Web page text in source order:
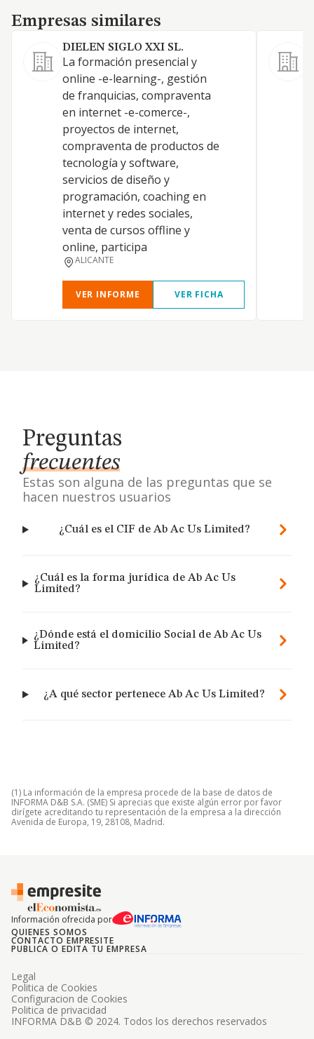
Empresas similares
Empresas similares
DIELEN SIGLO XXI SL.
La formación presencial y
online -e-learning-, gestión
de franquicias, compraventa
en internet -e-comerce-,
proyectos de internet,
compraventa de productos de
tecnología y software,
servicios de diseño y
programación, coaching en
internet y redes sociales,
venta de cursos offline y
online, participa
ALICANTE
VER INFORME VER FICHA
Preguntas
frecuentes
Estas son alguna de las preguntas que se
hacen nuestros usuarios
¿Cuál es el CIF de Ab Ac Us Limited?
¿Cuál es la forma jurídica de Ab Ac Us
Limited?
¿Dónde está el domicilio Social de Ab Ac Us
Limited?
¿A qué sector pertenece Ab Ac Us Limited?
(1) La información de la empresa procede de la base de datos de
INFORMA D&B S.A. (SME) Si aprecias que existe algún error por favor
dirígete acreditando tu representación de la empresa a la dirección
Avenida de Europa, 19, 28108, Madrid.
Información ofrecida por
QUIENES SOMOS
CONTACTO EMPRESITE
PUBLICA O EDITA TU EMPRESA
INFORMA D&B © 2024. Todos los derechos reservados
Legal
Politica de Cookies
Configuracion de Cookies
Politica de privacidad